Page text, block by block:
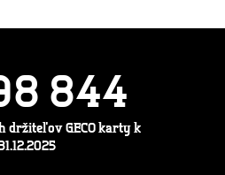
8 844
držiteľov GECO karty k